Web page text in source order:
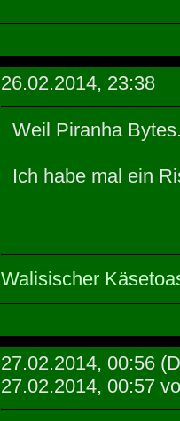
26.02.2014, 23:38
Weil Piranha
Ich habe mal ein
Walisischer
27.02.2014, 00:56
27.02.2014, 00:57